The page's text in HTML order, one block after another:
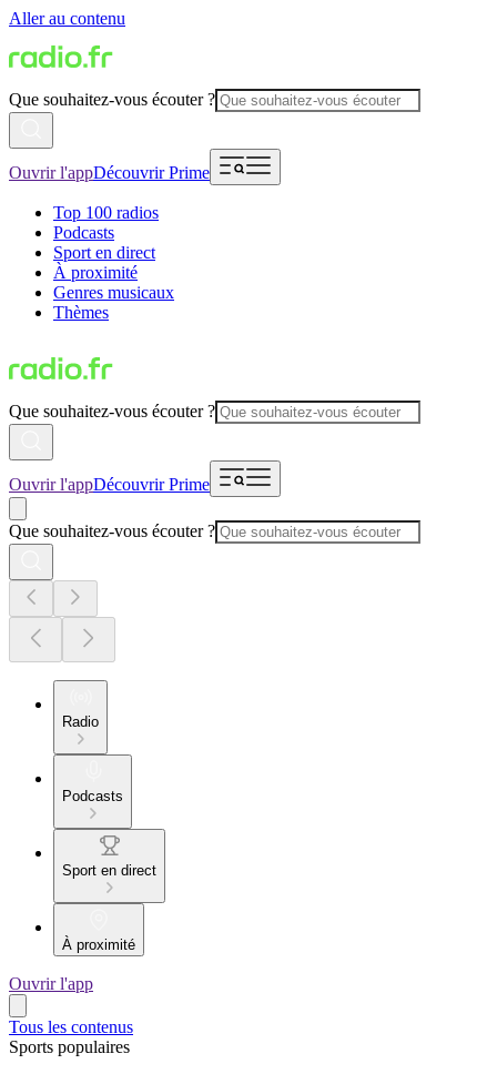
Aller au contenu
Que souhaitez-vous écouter ?
Ouvrir l'appDécouvrir Prime
Top 100 radios
Podcasts
Sport en direct
À proximité
Genres musicaux
Thèmes
Que souhaitez-vous écouter ?
Ouvrir l'appDécouvrir Prime
Que souhaitez-vous écouter ?
Radio
Podcasts
Sport en direct
À proximité
Ouvrir l'app
Tous les contenus
Sports populaires